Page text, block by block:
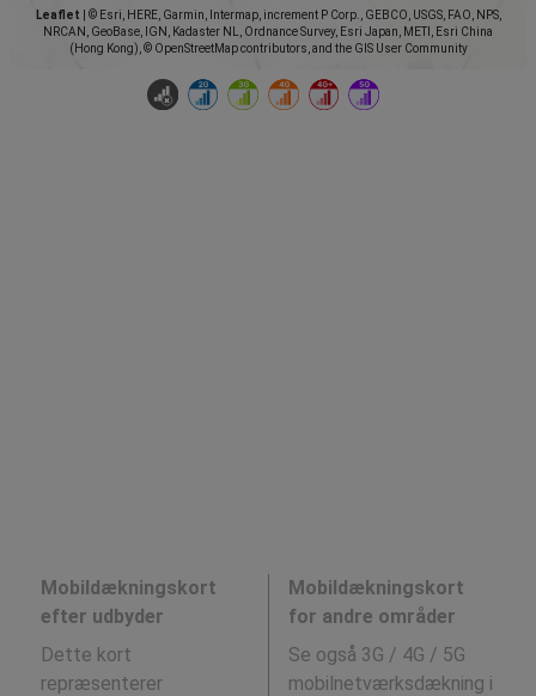
Leaflet
© Esri, HERE, Garmin, Intermap, increment P Corp., GEBCO, USGS, FAO, NPS,
NRCAN, GeoBase, IGN, Kadaster NL, Ordnance Survey, Esri Japan, METI, Esri China
(Hong Kong), © OpenStreetMap contributors, and the GIS User Community
Mobildækningskort
efter udbyder
Dette kort
repræsenterer
Mobildækningskort
for andre områder
Se også 3G / 4G / 5G
mobilnetværksdækning i